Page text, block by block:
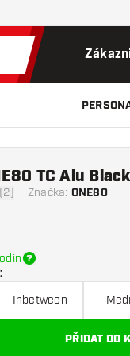
Značka: ONE80
TC Alu
:
Inbetween
množství PŘIDAT DO